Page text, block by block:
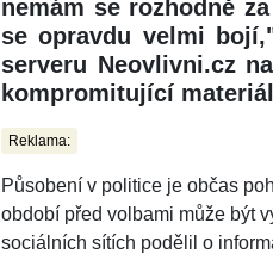
nemám se rozhodně
se opravdu velmi
serveru Neovlivni.cz
kompromitující
Reklama:
Působení v politice je občas
období před volbami může být
sociálních sítích podělil o